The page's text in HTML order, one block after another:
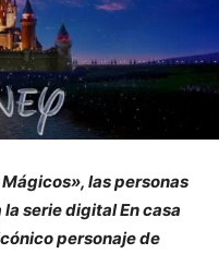
las personas
serie digital En casa
personaje de